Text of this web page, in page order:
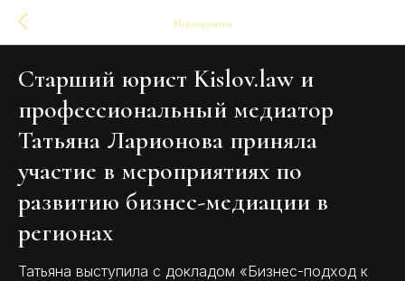
Мероприятия
Старший юрист Kislov.law и
профессиональный медиатор
Татьяна Ларионова приняла
участие в мероприятиях по
развитию бизнес-медиации в
регионах
Татьяна выступила с докладом «Бизнес-подход к